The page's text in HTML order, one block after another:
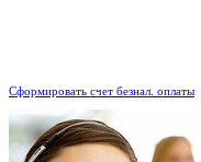
Сформировать счет безнал. оплаты